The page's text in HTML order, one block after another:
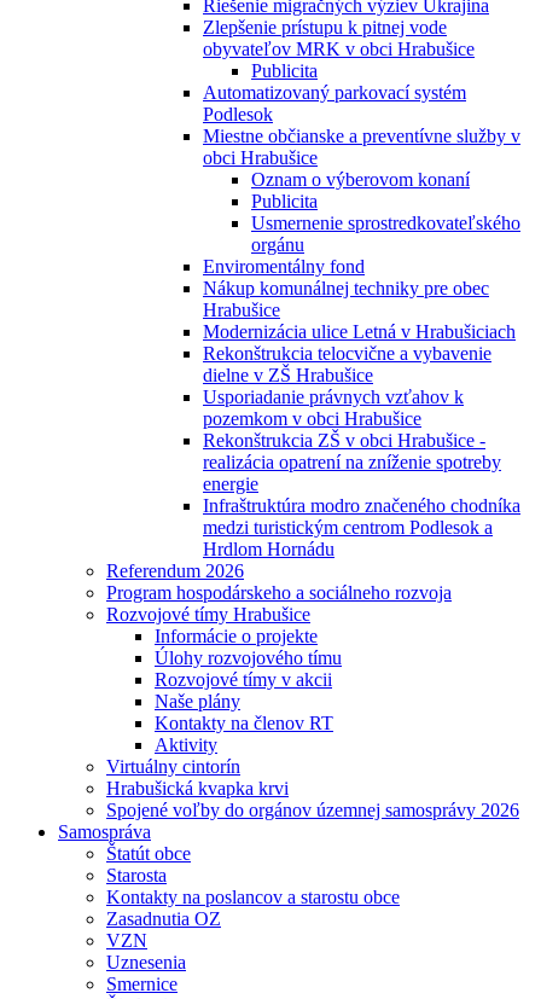
Riešenie migračných výziev Ukrajina
Zlepšenie prístupu k pitnej vode
obyvateľov MRK v obci Hrabušice
Publicita
Automatizovaný parkovací systém
Podlesok
Miestne občianske a preventívne služby v
obci Hrabušice
Oznam o výberovom konaní
Publicita
Usmernenie sprostredkovateľského
orgánu
Enviromentálny fond
Nákup komunálnej techniky pre obec
Hrabušice
Modernizácia ulice Letná v Hrabušiciach
Rekonštrukcia telocvične a vybavenie
dielne v ZŠ Hrabušice
Usporiadanie právnych vzťahov k
pozemkom v obci Hrabušice
Rekonštrukcia ZŠ v obci Hrabušice -
realizácia opatrení na zníženie spotreby
energie
Infraštruktúra modro značeného chodníka
medzi turistickým centrom Podlesok a
Hrdlom Hornádu
Referendum 2026
Program hospodárskeho a sociálneho rozvoja
Rozvojové tímy Hrabušice
Informácie o projekte
Úlohy rozvojového tímu
Rozvojové tímy v akcii
Naše plány
Kontakty na členov RT
Aktivity
Virtuálny cintorín
Hrabušická kvapka krvi
Spojené voľby do orgánov územnej samosprávy 2026
Samospráva
Štatút obce
Starosta
Kontakty na poslancov a starostu obce
Zasadnutia OZ
VZN
Uznesenia
Smernice